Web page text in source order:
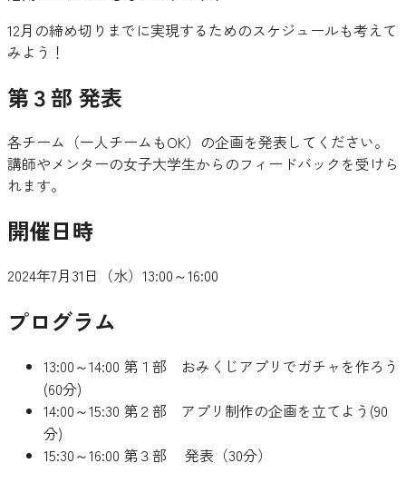
12月の締め切りまでに実現するためのスケジュールも考えて
みよう！
第３部 発表
各チーム（一人チームもOK）の企画を発表してください。
講師やメンターの女子大学生からのフィードバックを受けら
れます。
開催日時
2024年7月31日（水）13:00～16:00
プログラム
13:00～14:00 第１部 おみくじアプリでガチャを作ろう
(60分)
14:00～15:30 第２部 アプリ制作の企画を立てよう(90
分)
15:30～16:00 第３部 発表（30分）